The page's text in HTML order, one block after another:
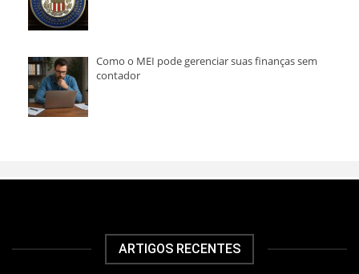
Como o MEI pode gerenciar suas finanças sem
contador
ARTIGOS RECENTES